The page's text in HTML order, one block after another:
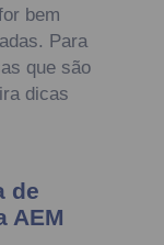
bem
Para
que são
dicas
de
AEM